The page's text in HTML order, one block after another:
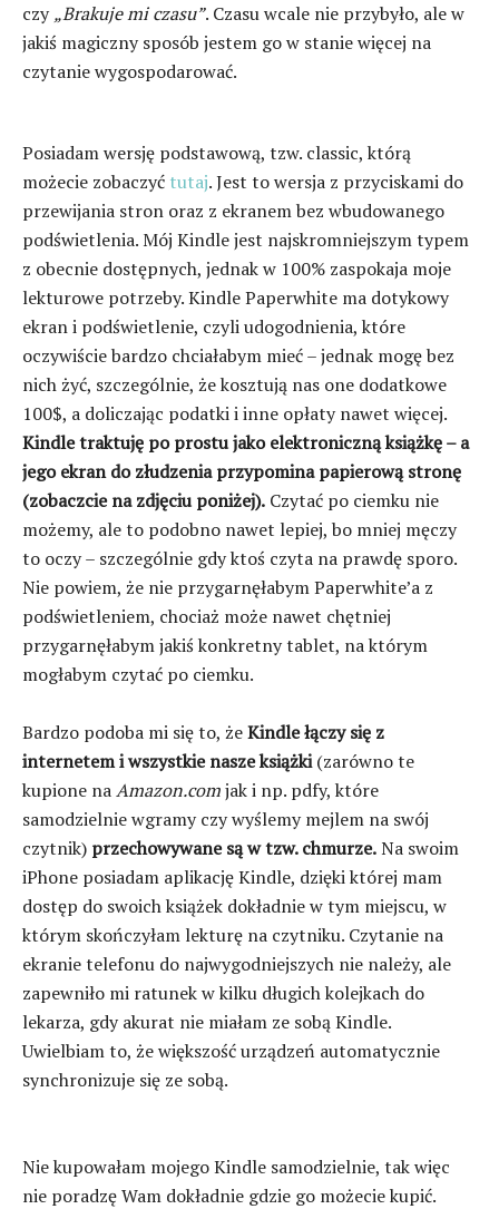
czy„Brakuje mi czasu”. Czasu wcale nie przybyło, ale w
jakiś magiczny sposób jestem go w stanie więcej na
czytanie wygospodarować.
Posiadam wersję podstawową, tzw. classic, którą
możecie zobaczyć tutaj. Jest to wersja z przyciskami do
przewijania stron oraz z ekranem bez wbudowanego
podświetlenia. Mój Kindle jest najskromniejszym typem
z obecnie dostępnych, jednak w 100% zaspokaja moje
lekturowe potrzeby. Kindle Paperwhite ma dotykowy
ekran i podświetlenie, czyli udogodnienia, które
oczywiście bardzo chciałabym mieć – jednak mogę bez
nich żyć, szczególnie, że kosztują nas one dodatkowe
100$, a doliczając podatki i inne opłaty nawet więcej.
Kindle traktuję po prostu jako elektroniczną książkę – a
jego ekran do złudzenia przypomina papierową stronę
(zobaczcie na zdjęciu poniżej). Czytać po ciemku nie
możemy, ale to podobno nawet lepiej, bo mniej męczy
to oczy – szczególnie gdy ktoś czyta na prawdę sporo.
Nie powiem, że nie przygarnęłabym Paperwhite’a z
podświetleniem, chociaż może nawet chętniej
przygarnęłabym jakiś konkretny tablet, na którym
mogłabym czytać po ciemku.
Bardzo podoba mi się to, żeKindle łączy się z
internetem i wszystkie nasze książki(zarówno te
kupione naAmazon.comjak i np. pdfy, które
samodzielnie wgramy czy wyślemy mejlem na swój
czytnik) przechowywane są w tzw. chmurze.Na swoim
iPhone posiadam aplikację Kindle, dzięki której mam
dostęp do swoich książek dokładnie w tym miejscu, w
którym skończyłam lekturę na czytniku. Czytanie na
ekranie telefonu do najwygodniejszych nie należy, ale
zapewniło mi ratunek w kilku długich kolejkach do
lekarza, gdy akurat nie miałam ze sobą Kindle.
Uwielbiam to, że większość urządzeń automatycznie
synchronizuje się ze sobą.
Nie kupowałam mojego Kindle samodzielnie, tak więc
nie poradzę Wam dokładnie gdzie go możecie kupić.